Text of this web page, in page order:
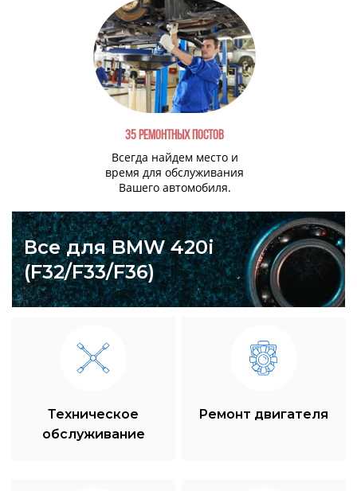
35 РЕМОНТНЫХ ПОСТОВ
Всегда найдем место и
время для обслуживания
Вашего автомобиля.
Все для BMW 420i
(F32/F33/F36)
Техническое
обслуживание
Ремонт двигателя